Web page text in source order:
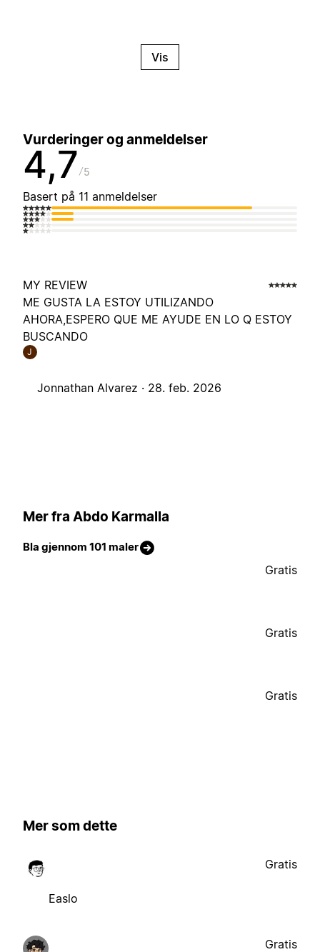
Vis
Vurderinger og anmeldelser
4,7 5
Basert på 11 anmeldelser
MY REVIEW
ME GUSTA LA ESTOY UTILIZANDO
AHORA,ESPERO QUE ME AYUDE EN LO Q ESTOY
BUSCANDO
J
Jonnathan Alvarez · 28. feb. 2026
Mer fra Abdo Karmalla
Bla gjennom 101 maler
Gratis
Gratis
Gratis
Mer som dette
Easlo
Gratis
Gratis